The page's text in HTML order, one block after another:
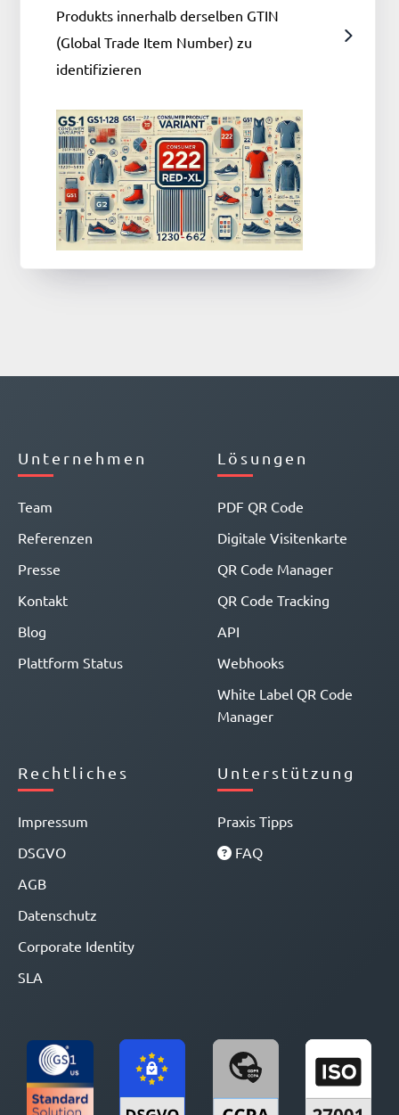
Produkts innerhalb derselben GTIN
(Global Trade Item Number) zu
identifizieren
Unternehmen
Team
Referenzen
Presse
Kontakt
Blog
Plattform Status
Lösungen
PDF QR Code
Digitale Visitenkarte
QR Code Manager
QR Code Tracking
API
Webhooks
White Label QR Code
Manager
Rechtliches
Impressum
DSGVO
AGB
Datenschutz
Corporate Identity
SLA
Unterstützung
Praxis Tipps
FAQ